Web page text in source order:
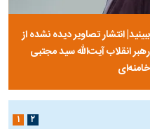
آخرین پرده از حیات سیاسی یک
سلسله | روایتی از آخرین مصاحبه‌ی
شاه در ایران